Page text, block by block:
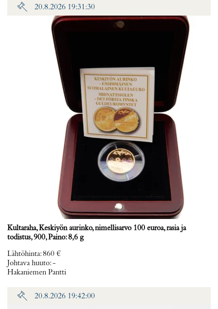
20.8.2026 19:31:30
Kultaraha, Keskiyön aurinko, nimellisarvo 100 euroa, rasia ja
todistus, 900, Paino: 8,6 g
Lähtöhinta:860 €
Johtava huuto:-
Hakaniemen Pantti
20.8.2026 19:42:00